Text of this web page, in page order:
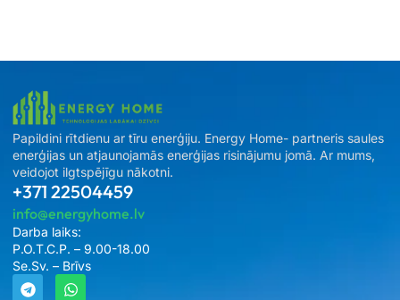
Papildini rītdienu ar tīru enerģiju. Energy Home- partneris saules
enerģijas un atjaunojamās enerģijas risinājumu jomā. Ar mums,
veidojot ilgtspējīgu nākotni.
+371 22504459
info@energyhome.lv
Darba laiks:
P.O.T.C.P. – 9.00-18.00
Se.Sv. – Brīvs